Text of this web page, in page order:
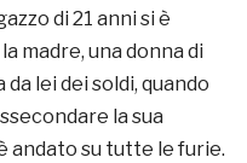
di 21 anni si è
madre, una donna di
lei dei soldi, quando
la sua
andato su tutte le furie.